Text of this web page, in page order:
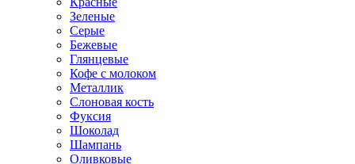
Зеленые
Серые
Бежевые
Глянцевые
Кофе с молоком
Металлик
Слоновая кость
Фуксия
Шоколад
Шампань
Оливковые